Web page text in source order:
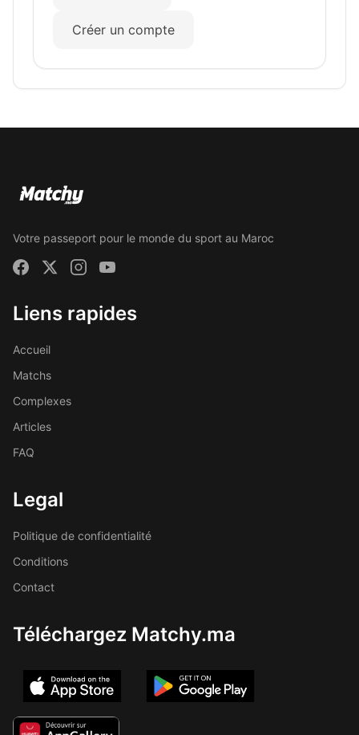
Créer un compte
Votre passeport pour le monde du sport au Maroc
Liens rapides
Accueil
Matchs
Complexes
Articles
FAQ
Legal
Politique de confidentialité
Conditions
Contact
Téléchargez Matchy.ma